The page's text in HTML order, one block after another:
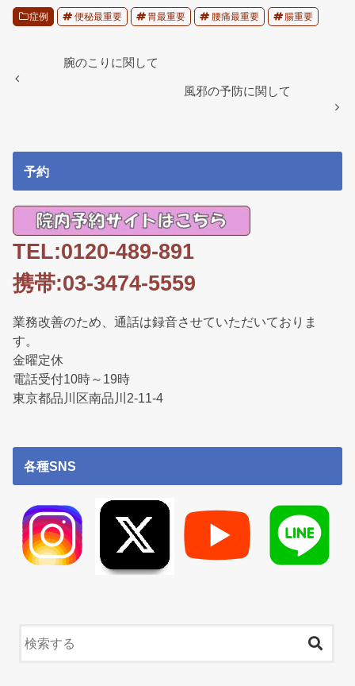
e
er
症例 便秘最重要 胃最重要 腰痛最重要 腸重要
腕のこりに関して
風邪の予防に関して
予約
TEL:0120-489-891
携帯:03-3474-5559
業務改善のため、通話は録音させていただいておりま
す。
金曜定休
電話受付10時～19時
東京都品川区南品川2-11-4
各種SNS